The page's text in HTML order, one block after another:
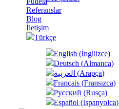
Referanslar
Blog
İletişim
Türkçe
English (İngilizce)
Deutsch (Almanca)
العربية (Arapça)
Français (Fransızca)
Русский (Rusça)
Español (İspanyolca)